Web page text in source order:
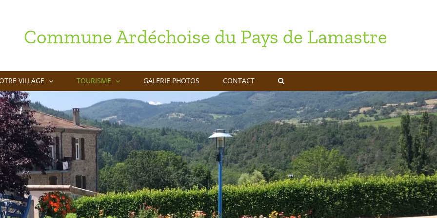
Commune Ardéchoise du Pays de Lamastre
VILLAGE TOURISME GALERIE PHOTOS CONTACT